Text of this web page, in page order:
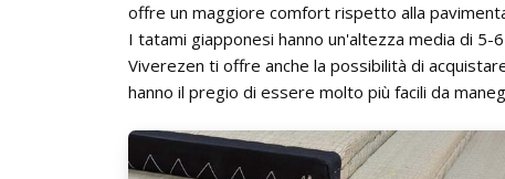
offre un maggiore comfort rispetto alla
I tatami giapponesi hanno un'altezza media di
Viverezen ti offre anche la possibilità di
hanno il pregio di essere molto più facili da